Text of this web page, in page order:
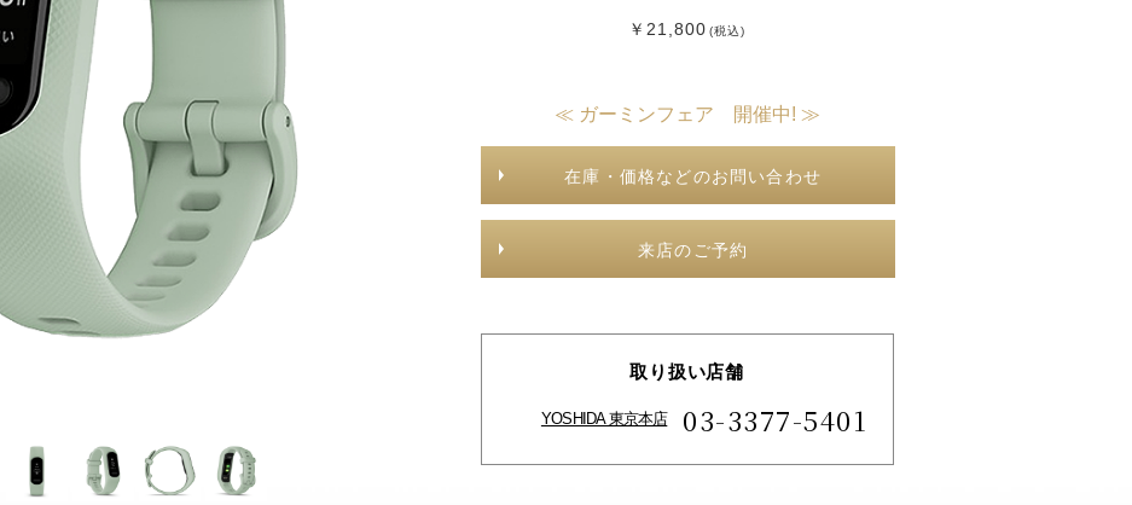
￥21,800(税込)
≪ ガーミンフェア 開催中! ≫
在庫・価格などのお問い合わせ
来店のご予約
取り扱い店舗
YOSHIDA 東京本店 03-3377-5401